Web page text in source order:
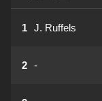
1 J. Ruffels
2 -